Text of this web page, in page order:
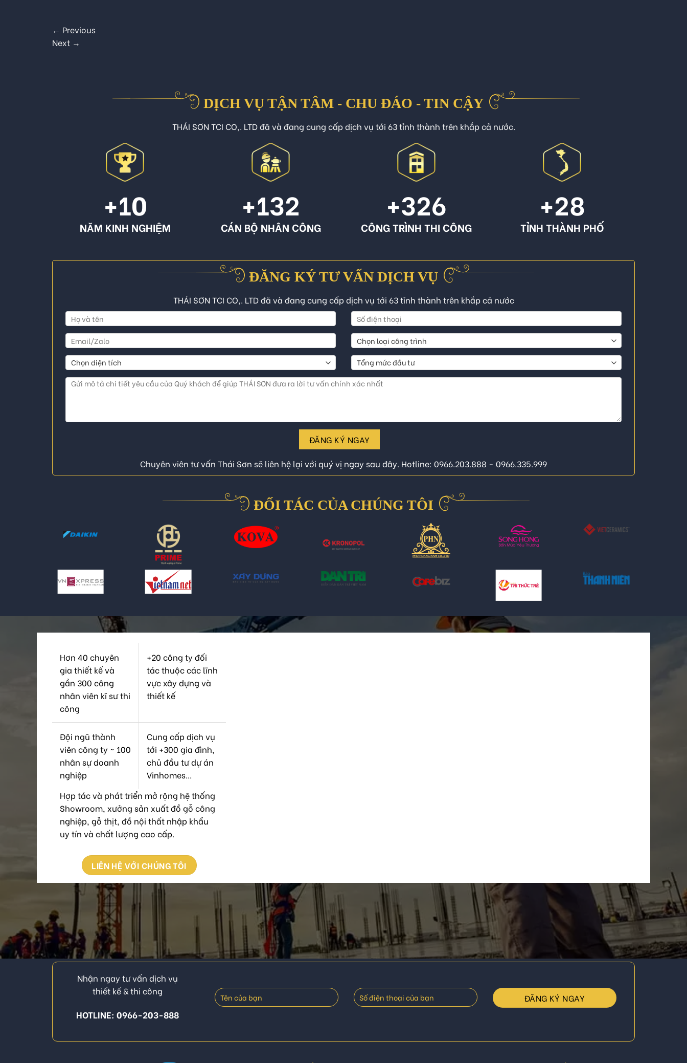
← Previous
Next →
DỊCH VỤ TẬN TÂM - CHU ĐÁO - TIN CẬY
THÁI SƠN TCI CO,. LTD đã và đang cung cấp dịch vụ tới 63 tỉnh thành trên khắp cả nước.
+10
NĂM KINH NGHIỆM
+132
CÁN BỘ NHÂN CÔNG
+326
CÔNG TRÌNH THI CÔNG
+28
TỈNH THÀNH PHỐ
ĐĂNG KÝ TƯ VẤN DỊCH VỤ
THÁI SƠN TCI CO,. LTD đã và đang cung cấp dịch vụ tới 63 tỉnh thành trên khắp cả nước
ĐĂNG KÝ NGAY
Chuyên viên tư vấn Thái Sơn sẽ liên hệ lại với quý vị ngay sau đây. Hotline: 0966.203.888 - 0966.335.999
ĐỐI TÁC CỦA CHÚNG TÔI
Hơn 40 chuyên
gia thiết kế và
gần 300 công
nhân viên kĩ sư thi
công
+20 công ty đối
tác thuộc các lĩnh
vực xây dựng và
thiết kế
Đội ngũ thành
viên công ty ~ 100
nhân sự doanh
nghiệp
Cung cấp dịch vụ
tới +300 gia đình,
chủ đầu tư dự án
Vinhomes...
Hợp tác và phát triển mở rộng hệ thống
Showroom, xưởng sản xuất đồ gỗ công
nghiệp, gỗ thịt, đồ nội thất nhập khẩu
uy tín và chất lượng cao cấp.
LIÊN HỆ VỚI CHÚNG TÔI
Nhận ngay tư vấn dịch vụ
thiết kế & thi công
HOTLINE: 0966-203-888